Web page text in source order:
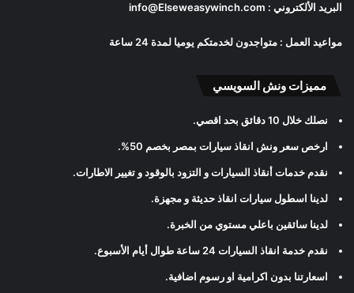
البريد الألكتروني : info@Elseweasywinch.com
مواعيد العمل : متواجدون لخدمتكم يوميا لمدة 24 ساعة
مميزات ونش السويسي
نصلك خلال 10 دقائق بحد اقصي .
ارخص سعر ونش انقاذ سيارات بمصر بخصم 50% .
نقدم خدمات أنقاذ السيارات و التزود بالوقود و تغيير الاطارات.
لدينا اسطول سيارات انقاذ حديثة و مجهزة.
لدينا سائقين باعلي مستوي من الخبرة.
نقدم خدمة انقاذ السيارات 24 ساعة طوال أيام الأسبوع .
اسعارتنا بدون اكرامية او رسوم اضافية.